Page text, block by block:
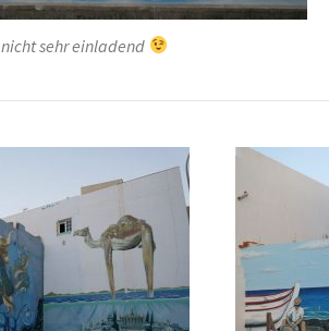
nicht sehr einladend